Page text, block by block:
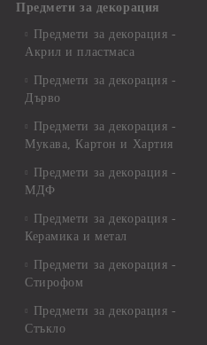
Предмети за декорация
Предмети за декорация -
Акрил и пластмаса
Предмети за декорация -
Дърво
Предмети за декорация -
Мукава, Картон и Хартия
Предмети за декорация -
МДФ
Предмети за декорация -
Керамика и метал
Предмети за декорация -
Стирофом
Предмети за декорация -
Стъкло